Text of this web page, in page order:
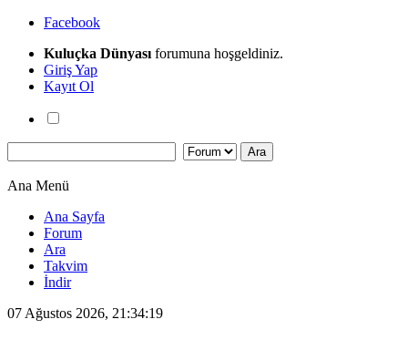
Facebook
Kuluçka Dünyası forumuna hoşgeldiniz.
Giriş Yap
Kayıt Ol
Ana Menü
Ana Sayfa
Forum
Ara
Takvim
İndir
07 Ağustos 2026, 21:34:19